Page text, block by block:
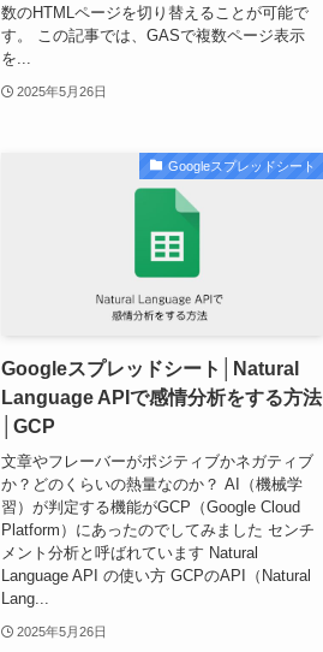
数のHTMLページを切り替えることが可能で
す。 この記事では、GASで複数ページ表示
を...
2025年5月26日
Googleスプレッドシート
Googleスプレッドシート│Natural
Language APIで感情分析をする方法
│GCP
文章やフレーバーがポジティブかネガティブ
か？どのくらいの熱量なのか？ AI（機械学
習）が判定する機能がGCP（Google Cloud
Platform）にあったのでしてみました センチ
メント分析と呼ばれています Natural
Language API の使い方 GCPのAPI（Natural
Lang...
2025年5月26日